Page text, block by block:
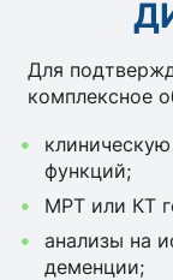
Для
комплексное
функций;
МРТ или КТ
анализы на
деменции;